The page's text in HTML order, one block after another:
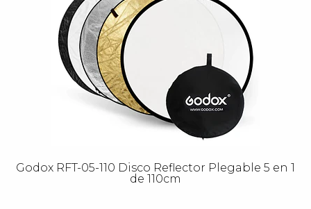
Godox RFT-05-110 Disco Reflector Plegable 5 en 1
de 110cm